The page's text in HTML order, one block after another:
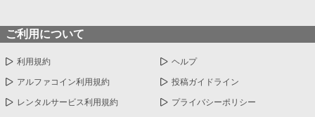
ご利用について
利用規約 ヘルプ
アルファコイン利用規約 投稿ガイドライン
レンタルサービス利用規約 プライバシーポリシー